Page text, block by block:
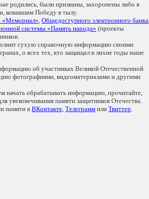
родились, были призваны, захоронены либо в
ковавшим Победу в тылу.
«Мемориал», Общедоступного электронного банка
системы «Память народа» (проекты
сухую справочную информацию своими
о всех тех, кто защищал в лихие годы наше
об участниках Великой Отечественной
фотографиями, видеоматериалами и другими
начать обрабатывать информацию, прочитайте,
увековечивания памяти защитников Отечества.
памяти в ВКонтакте, Телеграмм или Твиттер.